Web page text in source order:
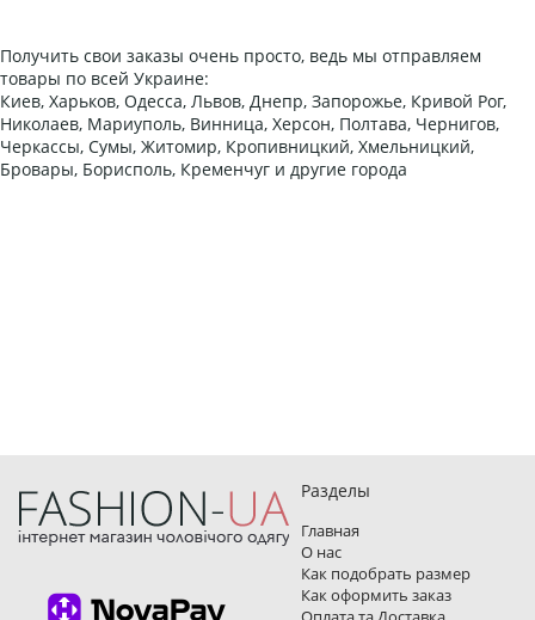
Получить свои заказы очень просто, ведь мы отправляем
товары по всей Украине:
Киев, Харьков, Одесса, Львов, Днепр, Запорожье, Кривой Рог,
Николаев, Мариуполь, Винница, Херсон, Полтава, Чернигов,
Черкассы, Сумы, Житомир, Кропивницкий, Хмельницкий,
Бровары, Борисполь, Кременчуг и другие города
Разделы
Главная
О нас
Как подобрать размер
Как оформить заказ